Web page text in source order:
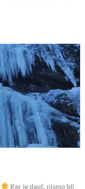
Ker je davč, nismo bli